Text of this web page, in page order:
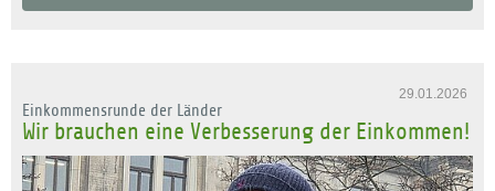
29.01.2026
Einkommensrunde der Länder
Wir brauchen eine Verbesserung der Einkommen!